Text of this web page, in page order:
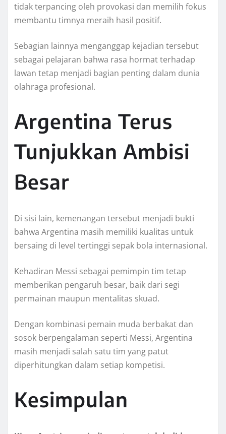
tidak terpancing oleh provokasi dan memilih fokus
membantu timnya meraih hasil positif.
Sebagian lainnya menganggap kejadian tersebut
sebagai pelajaran bahwa rasa hormat terhadap
lawan tetap menjadi bagian penting dalam dunia
olahraga profesional.
Argentina Terus
Tunjukkan Ambisi
Besar
Di sisi lain, kemenangan tersebut menjadi bukti
bahwa Argentina masih memiliki kualitas untuk
bersaing di level tertinggi sepak bola internasional.
Kehadiran Messi sebagai pemimpin tim tetap
memberikan pengaruh besar, baik dari segi
permainan maupun mentalitas skuad.
Dengan kombinasi pemain muda berbakat dan
sosok berpengalaman seperti Messi, Argentina
masih menjadi salah satu tim yang patut
diperhitungkan dalam setiap kompetisi.
Kesimpulan